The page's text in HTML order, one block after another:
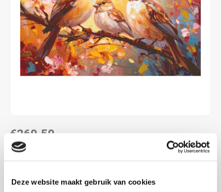
Deze website maakt gebruik van cookies
€269,50
DIRECT LEVERBAAR
30 basisplaten, ca. 76 x 50 cm Lees meer